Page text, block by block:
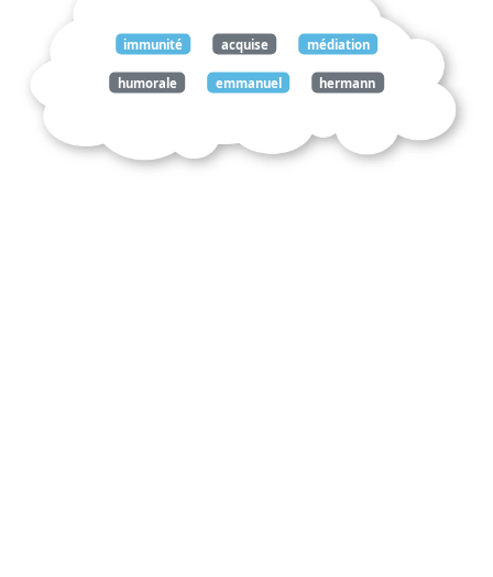
immunité acquise médiation
humorale emmanuel hermann